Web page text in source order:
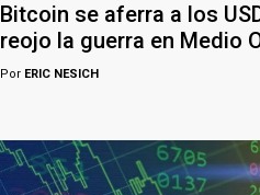
Bitcoin se aferra a los
reojo la guerra en Medio
Por ERIC NESICH